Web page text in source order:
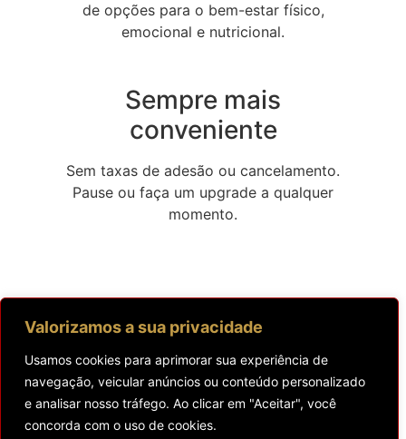
Valorizamos a sua privacidade
Usamos cookies para aprimorar sua experiência de
navegação, veicular anúncios ou conteúdo personalizado
e analisar nosso tráfego. Ao clicar em "Aceitar", você
concorda com o uso de cookies.
de opções para o bem-estar físico,
emocional e nutricional.
Sempre mais
conveniente
Sem taxas de adesão ou cancelamento.
Pause ou faça um upgrade a qualquer
momento.